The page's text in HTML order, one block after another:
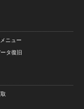
ニュー
タ復旧